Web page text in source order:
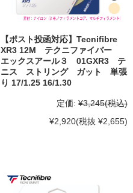
【ポスト投函対応】Tecnifibre
XR3 12M テクニファイバー
エックスアール３ 01GXR3 テ
ニス ストリング ガット 単張
り 17/1.25 16/1.30
定価: ¥3,245(税込)
¥2,920(税抜 ¥2,655)